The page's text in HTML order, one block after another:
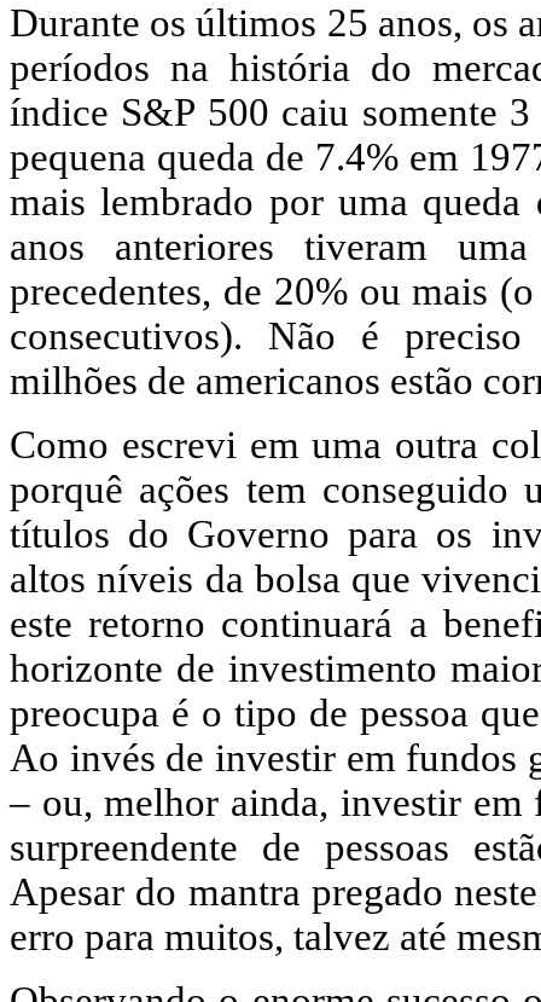
Durante os últimos 25 anos, os
períodos na história do
índice S&P 500 caiu somente
pequena queda de 7.4% em
mais lembrado por uma
anos anteriores tiveram
precedentes, de 20% ou mais
consecutivos). Não é
milhões de americanos estão
Como escrevi em uma outra
porquê ações tem conseguido
títulos do Governo para os
altos níveis da bolsa que
este retorno continuará a
horizonte de investimento
preocupa é o tipo de pessoa
Ao invés de investir em fundos
– ou, melhor ainda, investir em
surpreendente de pessoas
Apesar do mantra pregado
erro para muitos, talvez até